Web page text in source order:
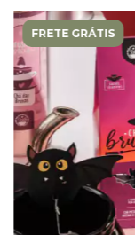
FRETE GRÁTIS